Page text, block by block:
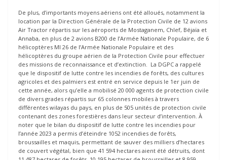
De plus, d’importants moyens aériens ont été alloués, notamment la
location par la Direction Générale de la Protection Civile de 12 avions
Air Tractor répartis sur les aéroports de Mostaganem, Chlef, Béjaïa et
Annaba, en plus de 2 avions B200 de l’Armée Nationale Populaire, de 6
hélicoptères MI 26 de l’Armée Nationale Populaire et des
hélicoptères du groupe aérien de la Protection Civile pour effectuer
des missions de reconnaissance et d’extinction. La DGPC a rappelé
que le dispositif de lutte contre les incendies de forêts, des cultures
agricoles et des palmiers est entré en service depuis le 1er juin de
cette année, alors qu’elle a mobilisé 20 000 agents de protection civile
de divers grades répartis sur 65 colonnes mobiles à travers
différentes wilayas du pays, en plus de 505 unités de protection civile
contenant des zones forestières dans leur secteur d’intervention. À
noter que le bilan du dispositif de lutte contre les incendies pour
l’année 2023 a permis d’éteindre 1052 incendies de forêts,
broussailles et maquis, permettant de sauver des milliers d’hectares
de couvert végétal, bien que 41 594 hectares aient été détruits, dont